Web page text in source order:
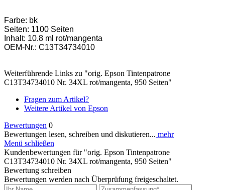
Farbe: bk
Seiten: 1100 Seiten
Inhalt: 10.8 ml rot/mangenta
OEM-Nr.: C13T34734010
Weiterführende Links zu "orig. Epson Tintenpatrone
C13T34734010 Nr. 34XL rot/mangenta, 950 Seiten"
Fragen zum Artikel?
Weitere Artikel von Epson
Bewertungen 0
Bewertungen lesen, schreiben und diskutieren... mehr
Menü schließen
Kundenbewertungen für "orig. Epson Tintenpatrone
C13T34734010 Nr. 34XL rot/mangenta, 950 Seiten"
Bewertung schreiben
Bewertungen werden nach Überprüfung freigeschaltet.